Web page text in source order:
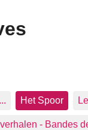
Het Spoor
- Bandes